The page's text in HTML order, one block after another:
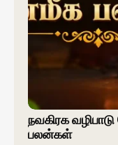
நவகிரக
பலன்கள்